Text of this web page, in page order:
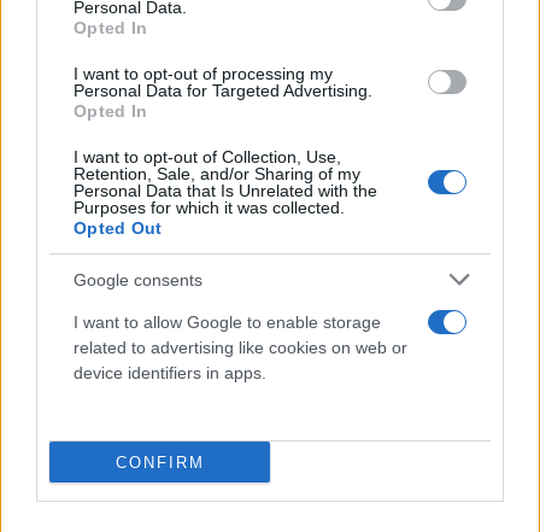
Personal Data.
Opted In
I want to opt-out of processing my
Personal Data for Targeted Advertising.
Opted In
I want to opt-out of Collection, Use,
Retention, Sale, and/or Sharing of my
Personal Data that Is Unrelated with the
Purposes for which it was collected.
Opted Out
Google consents
I want to allow Google to enable storage
related to advertising like cookies on web or
device identifiers in apps.
CONFIRM
Λένα Σαμαρά: Σε κλίμα συγκίνησης το
ετήσιο μνημόσυνο για την κόρη του Αντώνη
Σαμαρά
07.08.2026